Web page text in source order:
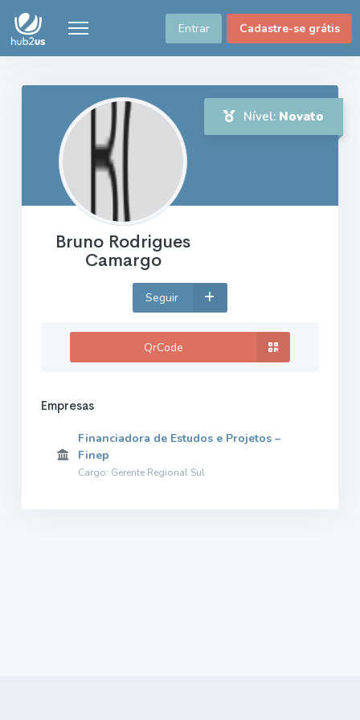
Entrar Cadastre-se grátis
Nível: Novato
Bruno Rodrigues
Camargo
Seguir
QrCode
Empresas
Financiadora de Estudos e Projetos –
Finep
Cargo: Gerente Regional Sul